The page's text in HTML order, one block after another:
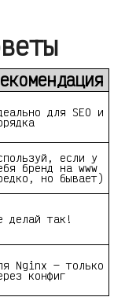
для SEO и
если у
бренд на www
но бывает)
делай так!
Nginx — только
конфиг